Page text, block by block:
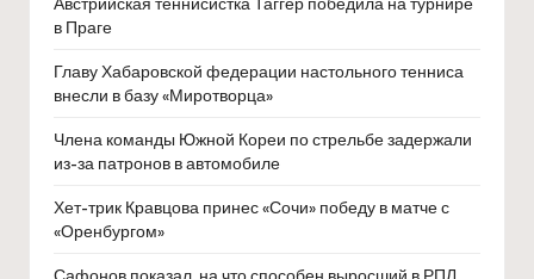
в Праге
Главу Хабаровской федерации настольного тенниса
внесли в базу «Миротворца»
Члена команды Южной Кореи по стрельбе задержали
из-за патронов в автомобиле
Хет-трик Кравцова принес «Сочи» победу в матче с
«Оренбургом»